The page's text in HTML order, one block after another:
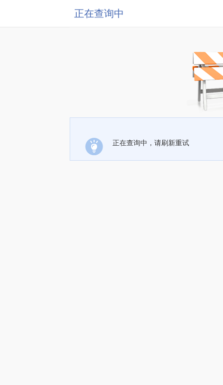
正在查询中
正在查询中，请刷新重试